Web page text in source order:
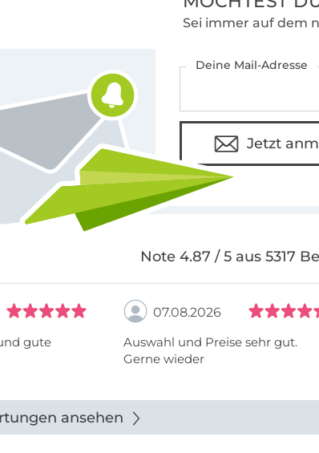
Sei immer auf dem
Deine Mail-Adresse
Jetzt
Note 4.87 / 5 aus 5317
gute
07.08.2026
Auswahl und Preise sehr gut.
Gerne wieder
ansehen